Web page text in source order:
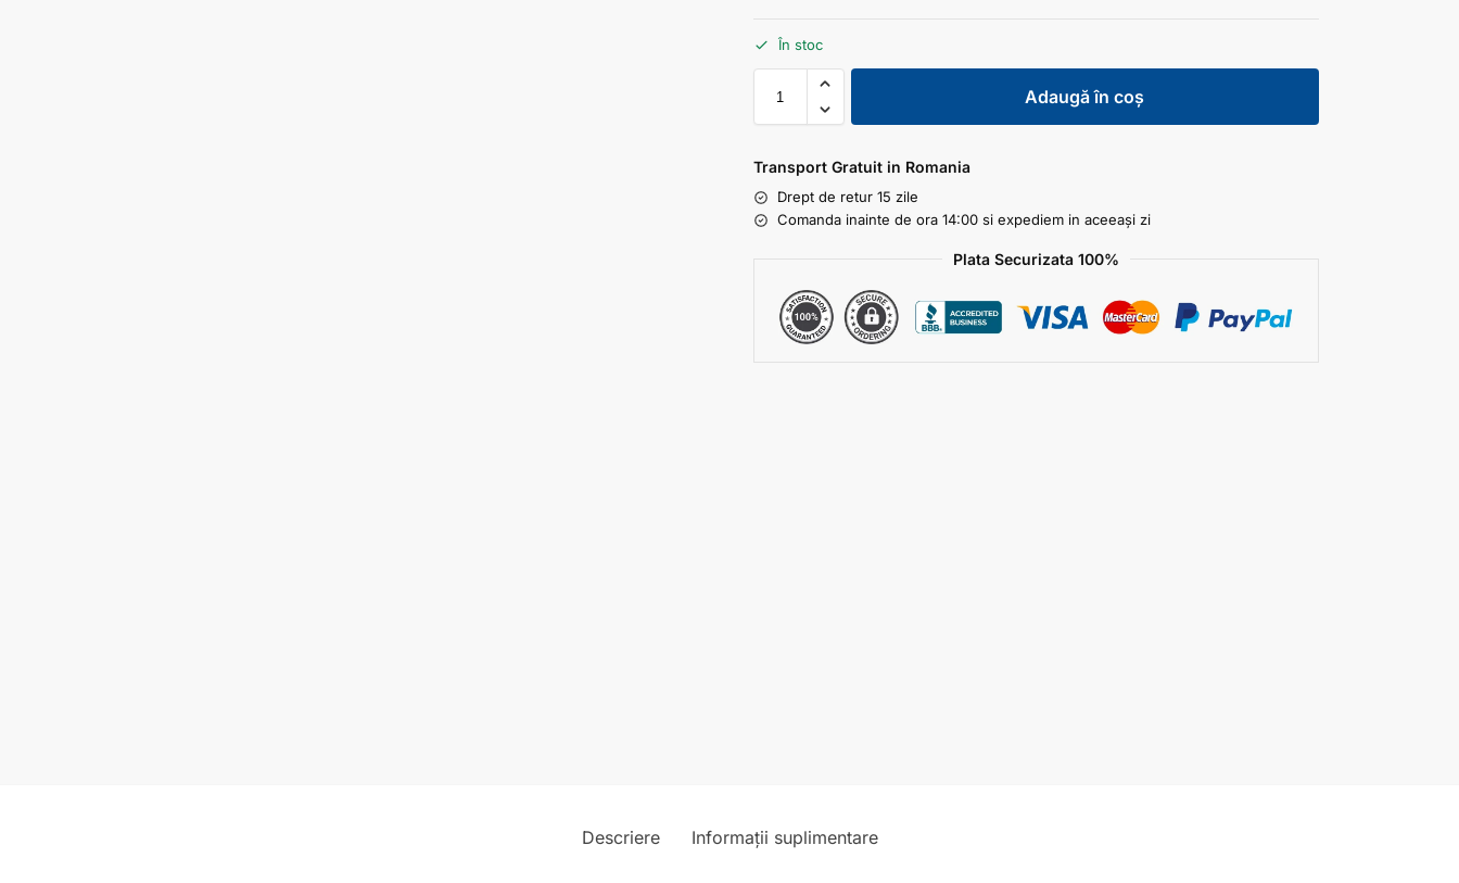
În stoc
Adaugă în coș
Transport Gratuit in Romania
Drept de retur 15 zile
Comanda inainte de ora 14:00 si expediem in aceeași zi
Plata Securizata 100%
Descriere Informații suplimentare